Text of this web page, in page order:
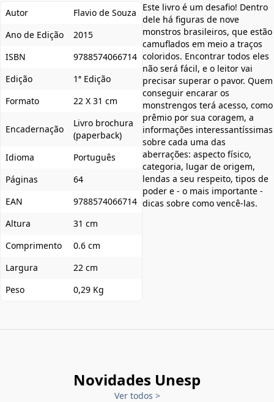
Autor
Flavio de Souza
Ano de Edição
2015
ISBN
9788574066714
Edição
1ª Edição
Formato
22 X 31 cm
Encadernação
Livro brochura
(paperback)
Idioma
Português
Páginas
64
EAN
9788574066714
Altura
31 cm
Comprimento
0.6 cm
Largura
22 cm
Peso
0,29 Kg
Este livro é um desafio! Dentro
dele há figuras de nove
monstros brasileiros, que estão
camuflados em meio a traços
coloridos. Encontrar todos eles
não será fácil, e o leitor vai
precisar superar o pavor. Quem
conseguir encarar os
monstrengos terá acesso, como
prêmio por sua coragem, a
informações interessantíssimas
sobre cada uma das
aberrações: aspecto físico,
categoria, lugar de origem,
lendas a seu respeito, tipos de
poder e - o mais importante -
dicas sobre como vencê-las.
Novidades Unesp
Ver todos >